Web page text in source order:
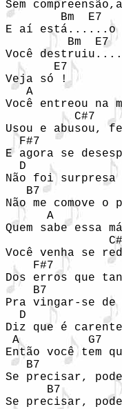
Sem
Bm  E7
E aí está......o
Bm  E7
Você
       E7
Veja só !
   A
Você entreou na
          C#7
Usou e abusou,
F#7
E agora se
D
Não foi surpresa
B7
Não me comove
      A
Quem sabe essa
Você venha se
    F#7
Dos erros que
B7
Pra vingar-se de
D
Diz que é
A          G7
Então você tem
B7
Se precisar,
B7
Se precisar,